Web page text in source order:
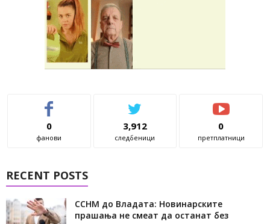
0
фанови
3,912
следбеници
0
претплатници
RECENT POSTS
ССНМ до Владата: Новинарските
прашања не смеат да останат без